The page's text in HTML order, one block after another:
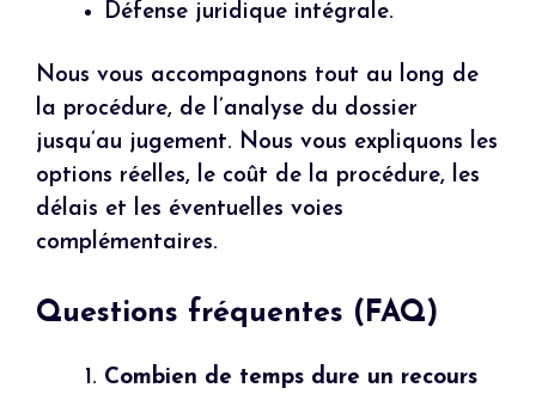
Défense juridique intégrale.
Nous vous accompagnons tout au long de
la procédure, de l’analyse du dossier
jusqu’au jugement. Nous vous expliquons les
options réelles, le coût de la procédure, les
délais et les éventuelles voies
complémentaires.
Questions fréquentes (FAQ)
Combien de temps dure un recours